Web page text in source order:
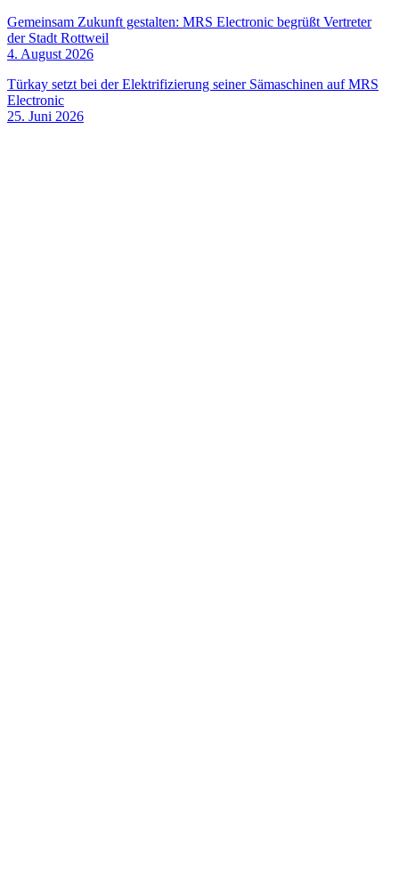
Gemeinsam Zukunft gestalten: MRS Electronic begrüßt Vertreter
der Stadt Rottweil
4. August 2026
Türkay setzt bei der Elektrifizierung seiner Sämaschinen auf MRS
Electronic
25. Juni 2026